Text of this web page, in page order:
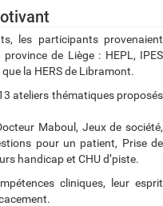
les participants provenaient
de Liège : HEPL, IPES
la HERS de Libramont.
ateliers thématiques proposés
Maboul, Jeux de société,
pour un patient, Prise de
handicap et CHU d’piste.
cliniques, leur esprit